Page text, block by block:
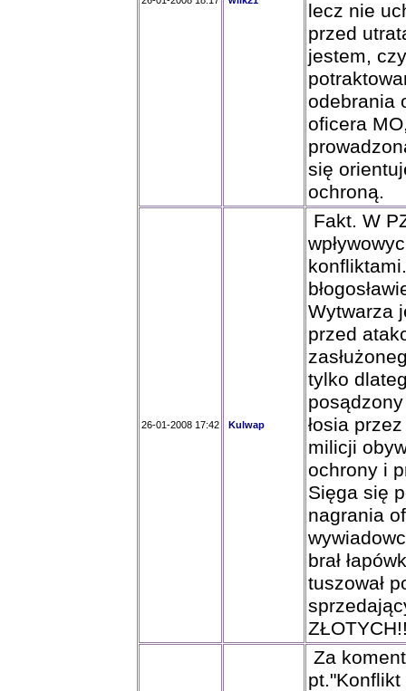
lecz nie
przed
jestem,
odebrania
oficera
się
ochroną.
26-01-2008 17:42 Kulwap
Fakt. W
Wytwarza
przed
tylko
łosia
milicji
ochrony i
Sięga się
nagrania
brał
tuszował
Za